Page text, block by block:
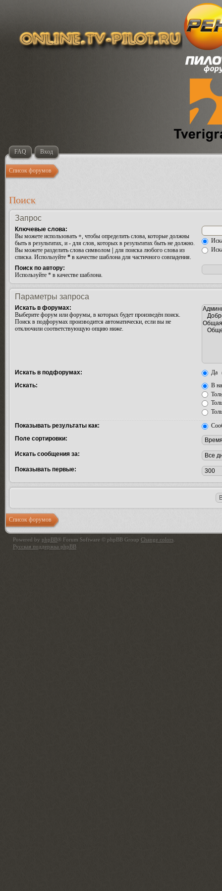
FAQ Вход
Список форумов
Поиск
Запрос
Ключевые слова:
Вы можете использовать +, чтобы определить слова, которые должны
быть в результатах, и - для слов, которых в результатах быть не должно.
Вы можете разделить слова символом
для поиска любого слова из
списка. Используйте * в качестве шаблона для частичного совпадения.
Поиск по автору:
Используйте * в качестве шаблона.
Параметры запроса
Искать в форумах:
Выберите форум или форумы, в которых будет произведён поиск.
Поиск в подфорумах производится автоматически, если вы не
отключили соответствующую опцию ниже.
Искать в подфорумах:
Да
Искать:
В
Показывать результаты как:
Поле сортировки:
Искать сообщения за:
Показывать первые:
Список форумов
Powered by phpBB® Forum Software © phpBB Group Change colors
Русская поддержка phpBB